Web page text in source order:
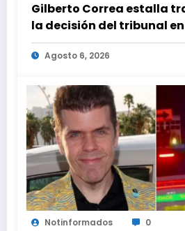
Gilberto Correa estalla
la decisión del tribunal
Agosto 6, 2026
Notinformados 0